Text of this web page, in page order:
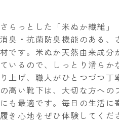
さらっとした「米ぬか繊維」
消臭・抗菌防臭機能のある、
材です。米ぬか天然由来成分
ているので、しっとり滑らか
り上げ、職人がひとつづつ丁
の高い靴下は、大切な方への
にも最適です。毎日の生活に
履き心地をぜひ体験してくだ